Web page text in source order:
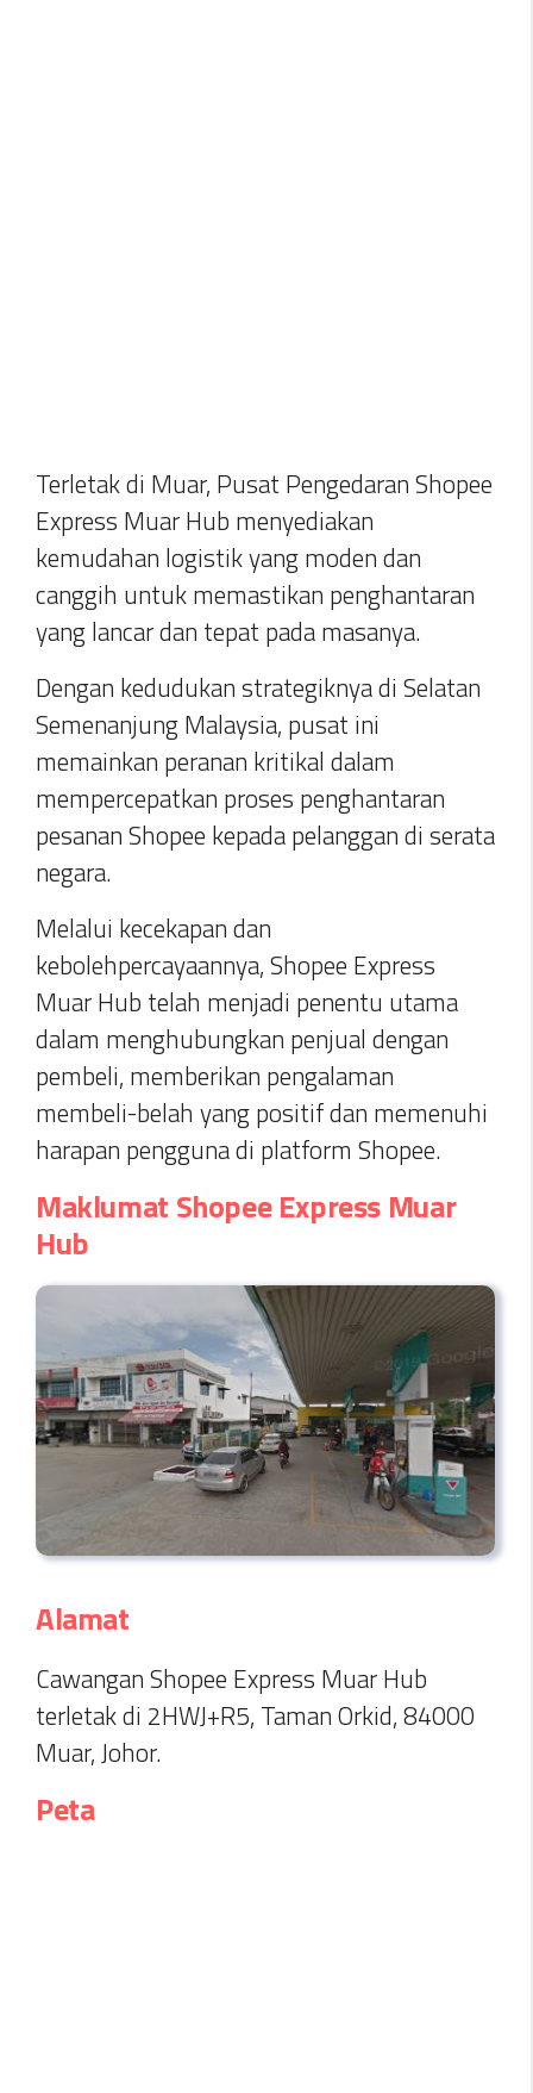
Terletak di Muar, Pusat Pengedaran Shopee
Express Muar Hub menyediakan
kemudahan logistik yang moden dan
canggih untuk memastikan penghantaran
yang lancar dan tepat pada masanya.
Dengan kedudukan strategiknya di Selatan
Semenanjung Malaysia, pusat ini
memainkan peranan kritikal dalam
mempercepatkan proses penghantaran
pesanan Shopee kepada pelanggan di serata
negara.
Melalui kecekapan dan
kebolehpercayaannya, Shopee Express
Muar Hub telah menjadi penentu utama
dalam menghubungkan penjual dengan
pembeli, memberikan pengalaman
membeli-belah yang positif dan memenuhi
harapan pengguna di platform Shopee.
Maklumat Shopee Express Muar
Hub
Alamat
Cawangan Shopee Express Muar Hub
terletak di 2HWJ+R5, Taman Orkid, 84000
Muar, Johor.
Peta